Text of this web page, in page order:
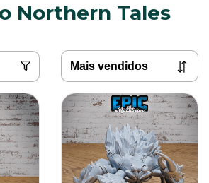
Northern Tales